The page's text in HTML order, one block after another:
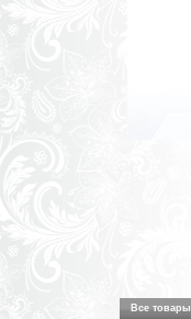
Все товары